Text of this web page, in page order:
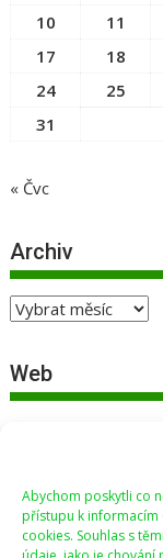
Abychom poskytli co
přístupu k informacím
cookies. Souhlas s
10
11
17
18
24
25
31
« Čvc
Archiv
Archiv
Web
Kanál komentářů
Česká lokalizace